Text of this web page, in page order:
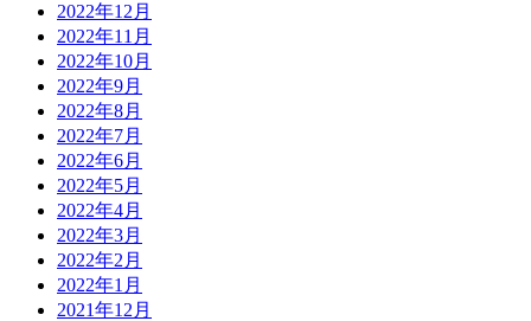
2022年12月
2022年11月
2022年10月
2022年9月
2022年8月
2022年7月
2022年6月
2022年5月
2022年4月
2022年3月
2022年2月
2022年1月
2021年12月